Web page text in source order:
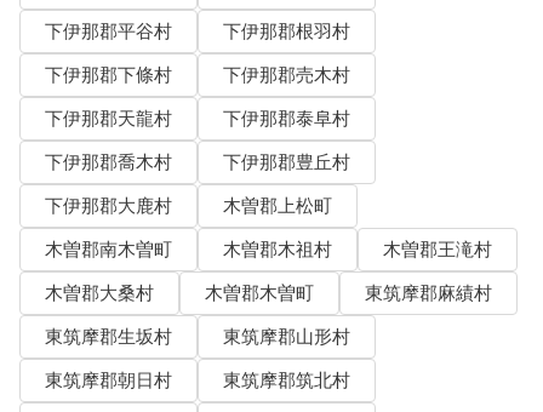
下伊那郡平谷村
下伊那郡根羽村
下伊那郡下條村
下伊那郡売木村
下伊那郡天龍村
下伊那郡泰阜村
下伊那郡喬木村
下伊那郡豊丘村
下伊那郡大鹿村
木曽郡上松町
木曽郡南木曽町
木曽郡木祖村
木曽郡王滝村
木曽郡大桑村
木曽郡木曽町
東筑摩郡麻績村
東筑摩郡生坂村
東筑摩郡山形村
東筑摩郡朝日村
東筑摩郡筑北村